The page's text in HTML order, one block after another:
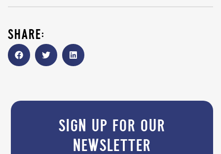
share:
sign up for our
newsletter